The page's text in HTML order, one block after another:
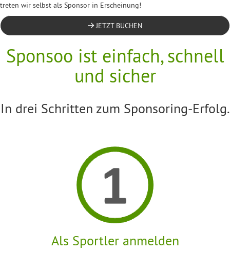
treten wir selbst als Sponsor in Erscheinung!
JETZT BUCHEN
Sponsoo ist einfach, schnell
und sicher
In drei Schritten zum Sponsoring-Erfolg.
Als Sportler anmelden